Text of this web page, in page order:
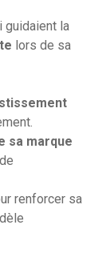
guidaient la
lors de sa
sa marque
renforcer sa